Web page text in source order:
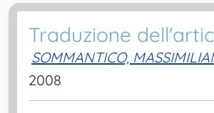
Traduzione
SOMMANTICO,
2008